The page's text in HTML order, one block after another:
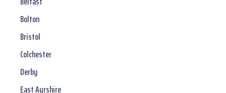
Bolton
Bristol
Colchester
Derby
East Ayrshire